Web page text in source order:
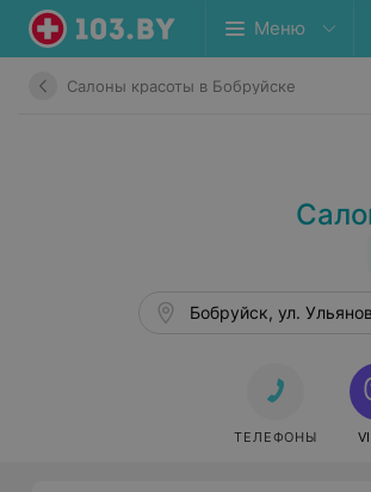
Меню
Салоны красоты в Бобруйске
Бобруйск, ул.
ТЕЛЕФОНЫ